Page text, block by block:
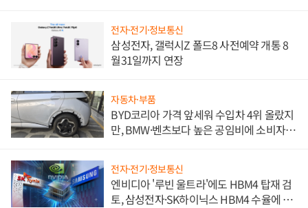
전자·전기·정보통신
삼성전자, 갤럭시Z 폴드8 사전예약 개통 8
월31일까지 연장
자동차·부품
BYD코리아 가격 앞세워 수입차 4위 올랐지
만, BMW·벤츠보다 높은 공임비에 소비자
전자·전기·정보통신
엔비디아 '루빈 울트라'에도 HBM4 탑재 검
토, 삼성전자·SK하이닉스 HBM4 수율에 주